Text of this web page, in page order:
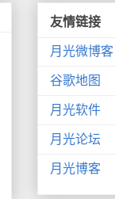
友情链接
月光微博客
谷歌地图
月光软件
月光论坛
月光博客